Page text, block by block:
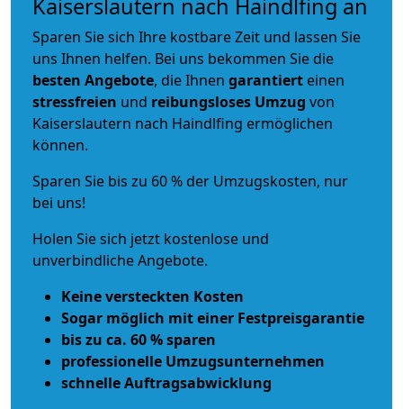
Kaiserslautern nach Haindlfing an
Sparen Sie sich Ihre kostbare Zeit und lassen Sie
uns Ihnen helfen. Bei uns bekommen Sie die
besten Angebote, die Ihnen garantiert einen
stressfreien und reibungsloses Umzug von
Kaiserslautern nach Haindlfing ermöglichen
können.
Sparen Sie bis zu 60 % der Umzugskosten, nur
bei uns!
Holen Sie sich jetzt kostenlose und
unverbindliche Angebote.
Keine versteckten Kosten
Sogar möglich mit einer Festpreisgarantie
bis zu ca. 60 % sparen
professionelle Umzugsunternehmen
schnelle Auftragsabwicklung